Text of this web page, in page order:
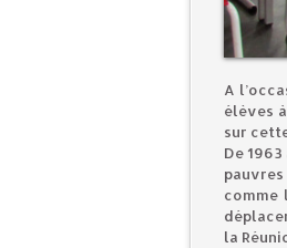
A
élèves
sur
De
comme
la